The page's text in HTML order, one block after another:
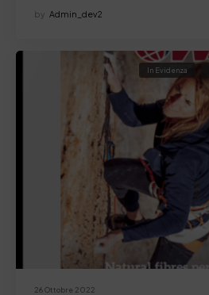
by Admin_dev2
26 Ottobre 2022
In Evidenza